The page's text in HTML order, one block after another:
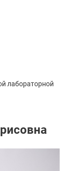
лабораторной